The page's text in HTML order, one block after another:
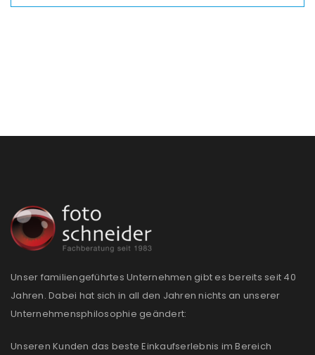
Unser familiengeführtes Unternehmen gibt es bereits seit 40
Jahren. Dabei hat sich in all den Jahren nichts an unserer
Unternehmensphilosophie geändert:
Unseren Kunden das beste Einkaufserlebnis im Bereich